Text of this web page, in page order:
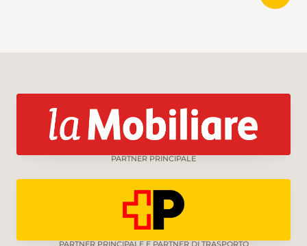
PARTNER PRINCIPALE
PARTNER PRINCIPALE E PARTNER DI TRASPORTO